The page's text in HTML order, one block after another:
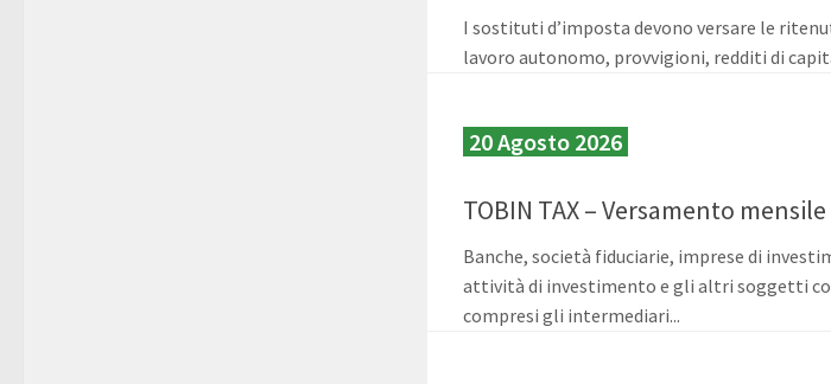
I sostituti d’imposta devono versare le
lavoro autonomo, provvigioni, redditi di
20 Agosto 2026
TOBIN TAX – Versamento
Banche, società fiduciarie, imprese di
attività di investimento e gli altri soggetti
compresi gli intermediari...